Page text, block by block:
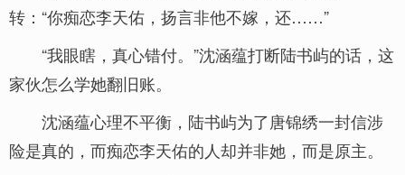
转：“你痴恋李天佑，扬言非他不嫁，还……”
“我眼瞎，真心错付。”沈涵蕴打断陆书屿的话，这
家伙怎么学她翻旧账。
沈涵蕴心理不平衡，陆书屿为了唐锦绣一封信涉
险是真的，而痴恋李天佑的人却并非她，而是原主。